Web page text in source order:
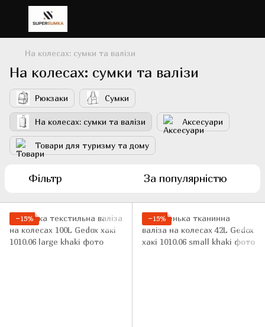
На колесах: сумки та валізи
На колесах: сумки та валізи
Рюкзаки Сумки
На колесах: сумки та валізи Аксесуари
Товари для туризму та дому
Фільтр За популярністю
−15% −15%